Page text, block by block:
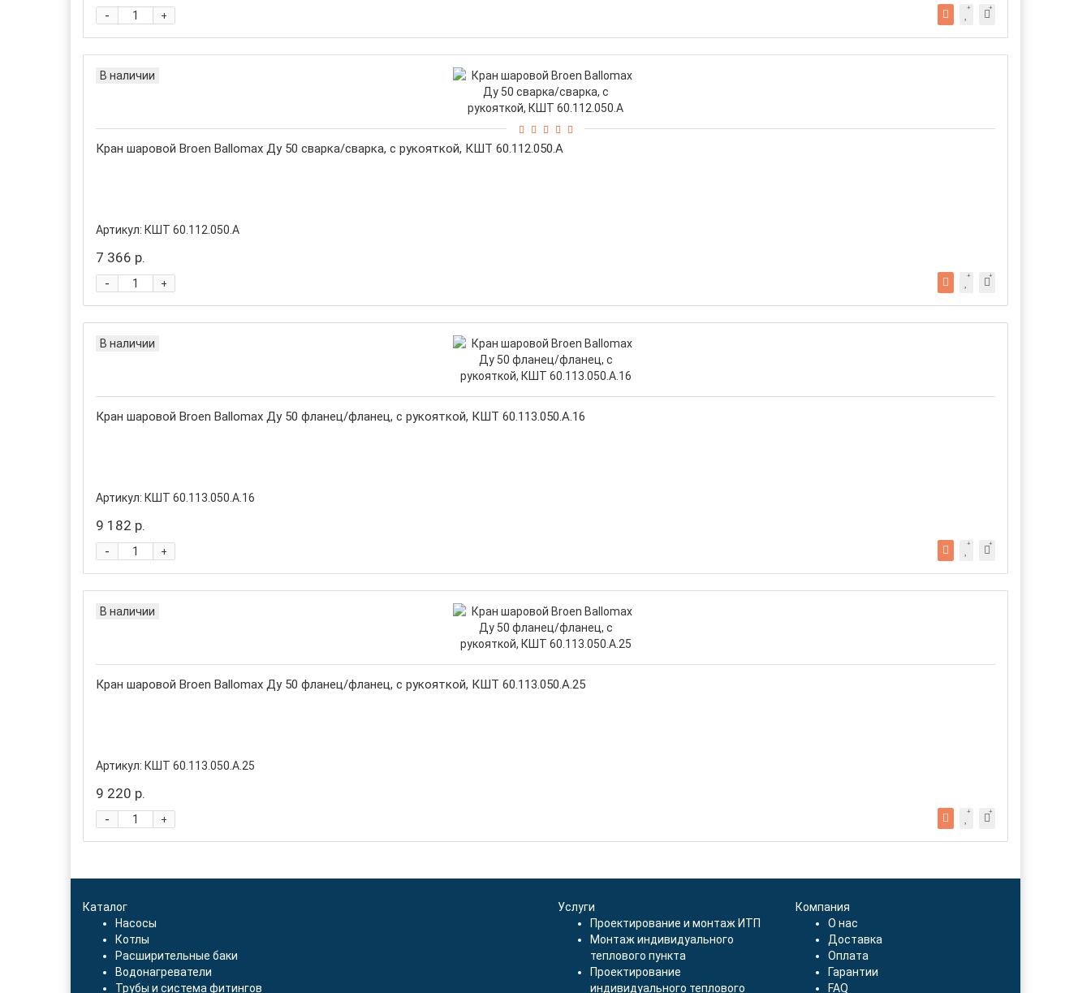
+
-
В наличии
Кран шаровой Broen Ballomax Ду 50 сварка/сварка, с рукояткой, КШТ 60.112.050.А
Артикул: КШТ 60.112.050.А
7 366 р.
+
-
В наличии
Кран шаровой Broen Ballomax Ду 50 фланец/фланец, с рукояткой, КШТ 60.113.050.А.16
Артикул: КШТ 60.113.050.А.16
9 182 р.
+
-
В наличии
Кран шаровой Broen Ballomax Ду 50 фланец/фланец, с рукояткой, КШТ 60.113.050.А.25
Артикул: КШТ 60.113.050.А.25
9 220 р.
+
-
Каталог
Насосы
Котлы
Расширительные баки
Водонагреватели
Трубы и система фитингов
Услуги
Проектирование и монтаж ИТП
Монтаж индивидуального
теплового пункта
Проектирование
индивидуального теплового
Компания
О нас
Доставка
Оплата
Гарантии
FAQ